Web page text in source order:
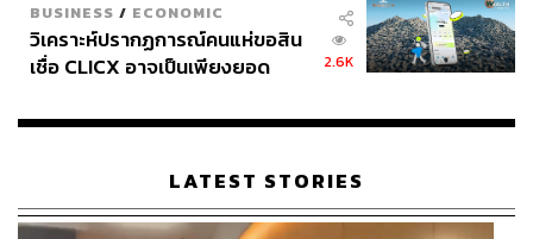
BUSINESS / ECONOMIC
วิเคราะห์ปรากฏการณ์คนแห่ขอสิน
เชื่อ CLICX อาจเป็นเพียงยอด
เรือนไทยที่ถูกซุกไว้
2.6K
LATEST STORIES